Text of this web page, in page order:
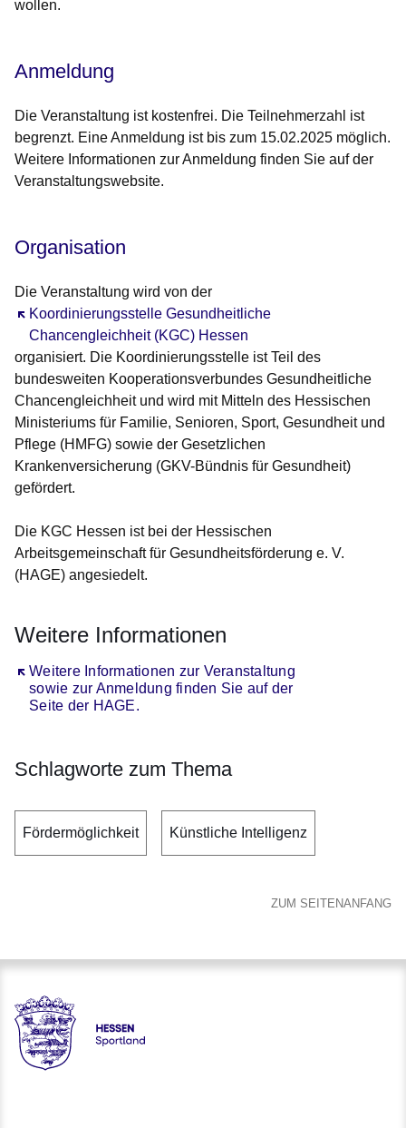
wollen.
Anmeldung
Die Veranstaltung ist kostenfrei. Die Teilnehmerzahl ist
begrenzt. Eine Anmeldung ist bis zum 15.02.2025 möglich.
Weitere Informationen zur Anmeldung finden Sie auf der
Veranstaltungswebsite.
Organisation
Die Veranstaltung wird von der
Koordinierungsstelle Gesundheitliche
Chancengleichheit (KGC) Hessen
Öffnet sich in einem neuen Fenster
organisiert. Die Koordinierungsstelle ist Teil des
bundesweiten Kooperationsverbundes Gesundheitliche
Chancengleichheit und wird mit Mitteln des Hessischen
Ministeriums für Familie, Senioren, Sport, Gesundheit und
Pflege (HMFG) sowie der Gesetzlichen
Krankenversicherung (GKV-Bündnis für Gesundheit)
gefördert.
Die KGC Hessen ist bei der Hessischen
Arbeitsgemeinschaft für Gesundheitsförderung e. V.
(HAGE) angesiedelt.
Weitere Informationen
Weitere Informationen zur Veranstaltung
sowie zur Anmeldung finden Sie auf der
Seite der HAGE.
Öffnet sich in einem neuen Fenster
Schlagworte zum Thema
Fördermöglichkeit Künstliche Intelligenz
ZUM SEITENANFANG
Hessen - Landesprogramm SPORTLAND HESSEN bewegt